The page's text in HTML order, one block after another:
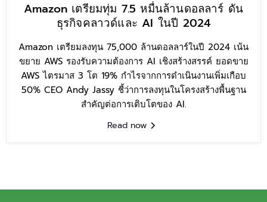
Amazon เตรียมทุ่ม 7.5 หมื่นล้านดอลลาร์ ดัน
ธุรกิจคลาวด์และ AI ในปี 2024
Amazon เตรียมลงทุน 75,000 ล้านดอลลาร์ในปี 2024 เน้น
ขยาย AWS รองรับความต้องการ AI เชิงสร้างสรรค์ ยอดขาย
AWS ไตรมาส 3 โต 19% กำไรจากการดำเนินงานเพิ่มเกือบ
50% CEO Andy Jassy ชี้ว่าการลงทุนในโครงสร้างพื้นฐาน
สำคัญต่อการเติบโตของ AI.
Read now